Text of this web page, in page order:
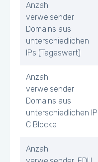
Anzahl
verweisender
Domains aus
unterschiedlichen
IPs (Tageswert)
Anzahl
verweisender
Domains aus
unterschiedlichen IP
C Blöcke
Anzahl